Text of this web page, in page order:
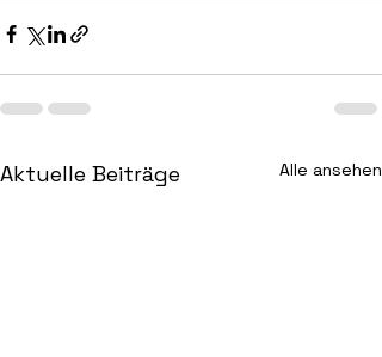
Aktuelle Beiträge Alle ansehen